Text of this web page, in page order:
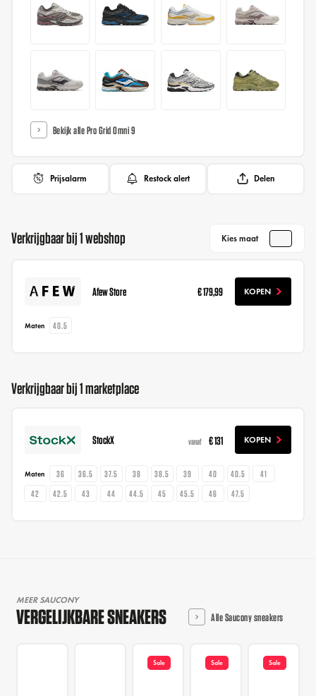
Bekijk alle Pro Grid Omni 9
Prijsalarm Restock alert Delen
Verkrijgbaar bij 1 webshop Kies maat
Afew Store € 179,99 KOPEN
Maten 40.5
Verkrijgbaar bij 1 marketplace
StockX vanaf € 131 KOPEN
Maten 36 36.5 37.5 38 38.5 39 40 40.5
41
42
42.5 43 44 44.5 45 45.5 46 47.5
MEER SAUCONY
VERGELIJKBARE SNEAKERS Alle Saucony sneakers
Sale Sale Sale